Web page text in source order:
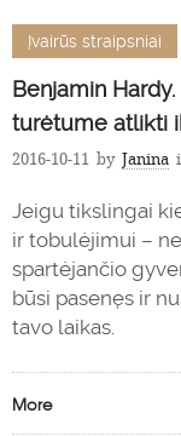
Įvairūs straipsniai
Benjamin
turėtume atlikti
2016-10-11 by Janina
Jeigu tikslingai
ir tobulėjimui –
spartėjančio
būsi pasenęs ir
tavo laikas.
More